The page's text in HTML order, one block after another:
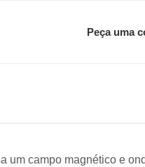
Peça uma
um campo magnético e